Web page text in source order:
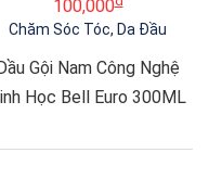
100,000
Chăm Sóc Tóc, Da Đầu
Dầu Gội Nam Công Nghệ
Học Bell Euro 300ML